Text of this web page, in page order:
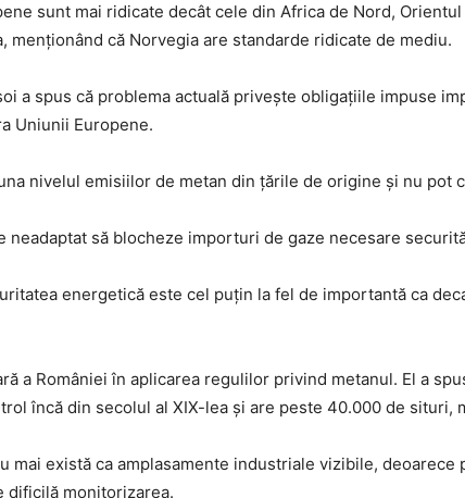
sunt mai ridicate decât cele din Africa de Nord,
că Norvegia are standarde ridicate de mediu.
a spus că problema actuală privește obligațiile impuse
Uniunii Europene.
nivelul emisiilor de metan din țările de origine și nu pot
să blocheze importuri de gaze necesare
energetică este cel puțin la fel de importantă ca
a României în aplicarea regulilor privind metanul. El a
încă din secolul al XIX-lea și are peste 40.000 de situri,
mai există ca amplasamente industriale vizibile,
dificilă monitorizarea.